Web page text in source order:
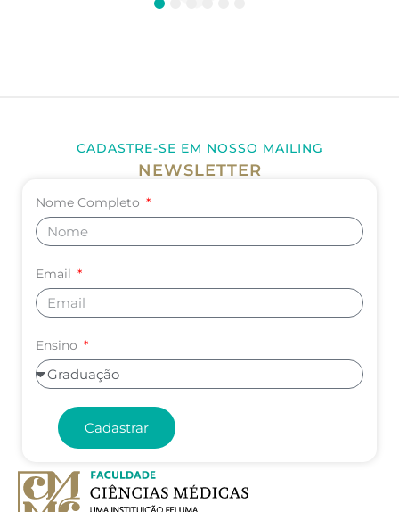
4
CADASTRE-SE EM NOSSO MAILING
NEWSLETTER
Nome Completo
Email
Ensino
Cadastrar